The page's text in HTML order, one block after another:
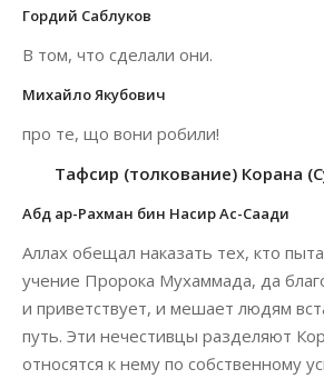
Гордий Саблуков
В том, что сделали они.
Михайло Якубович
про те, що вони робили!
Тафсир (толкование) Корана
Абд ар-Рахман бин Насир Ас-Саади
Аллах обещал наказать тех, кто
учение Пророка Мухаммада, да
и приветствует, и мешает людям
путь. Эти нечестивцы разделяют
относятся к нему по собственному